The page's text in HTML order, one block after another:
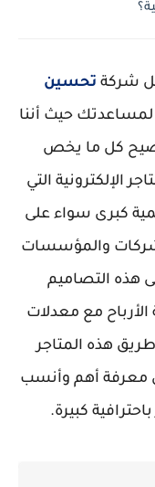
شركة تحسين
حيث أننا
كل ما يخص
الإلكترونية التي
كبرى سواء على
والمؤسسات
هذه التصاميم
الأرباح مع معدلات
هذه المتاجر
معرفة أهم وأنسب
كبيرة.